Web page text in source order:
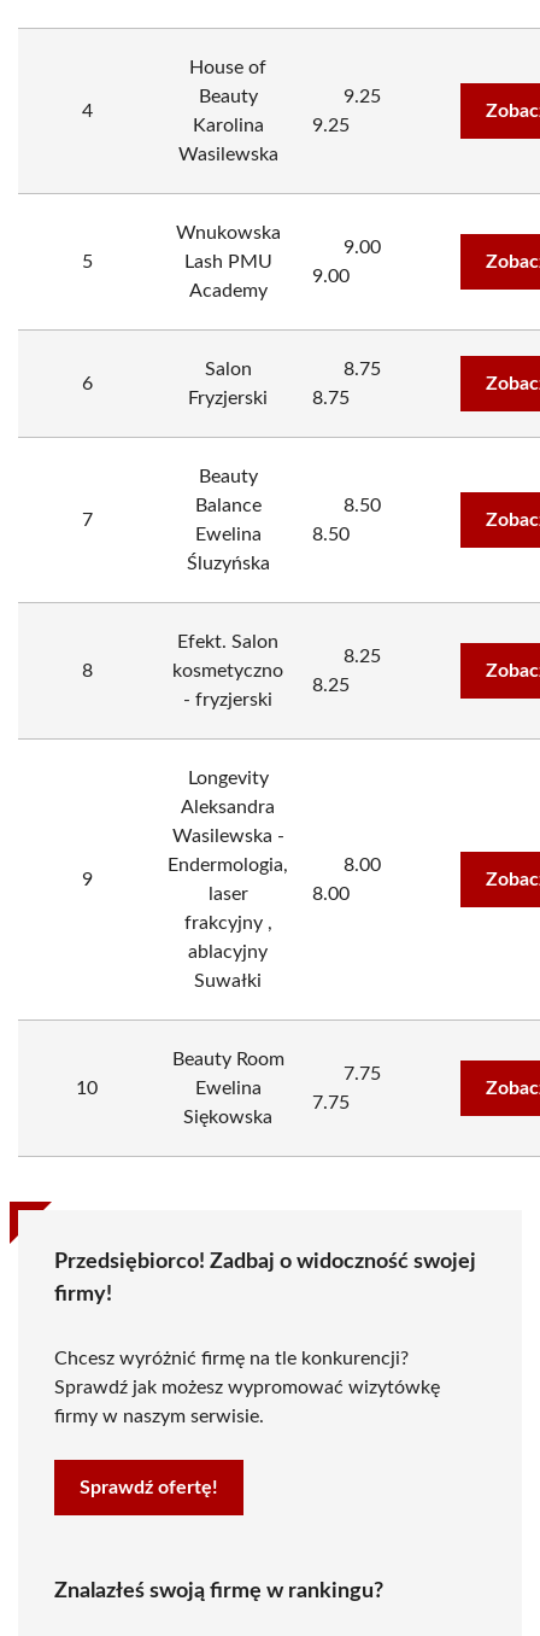
4
House of
Beauty
Karolina
Wasilewska
9.25
9.25
5
Wnukowska
Lash PMU
Academy
9.00
9.00
6
Salon
Fryzjerski
8.75
8.75
7
Beauty
Balance
Ewelina
Śluzyńska
8.50
8.50
8
Efekt. Salon
kosmetyczno
- fryzjerski
8.25
8.25
9
Longevity
Aleksandra
Wasilewska -
Endermologia,
laser
frakcyjny ,
ablacyjny
Suwałki
8.00
8.00
10
Beauty Room
Ewelina
Siękowska
7.75
7.75
Przedsiębiorco! Zadbaj o widoczność swojej
firmy!
Chcesz wyróżnić firmę na tle konkurencji?
Sprawdź jak możesz wypromować wizytówkę
firmy w naszym serwisie.
Sprawdź ofertę!
Znalazłeś swoją firmę w rankingu?